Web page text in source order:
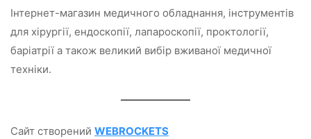
Інтернет-магазин медичного обладнання, інструментів
для хірургії, ендоскопії, лапароскопії, проктології,
баріатрії а також великий вибір вживаної медичної
техніки.
Сайт створений WEBROCKETS